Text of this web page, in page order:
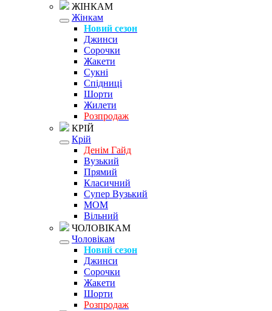
ЖІНКАМ
Жінкам
Новий сезон
Джинси
Сорочки
Жакети
Сукні
Спідниці
Шорти
Жилети
Розпродаж
КРІЙ
Крій
Денім Гайд
Вузький
Прямий
Класичний
Супер Вузький
MOM
Вільний
ЧОЛОВІКАМ
Чоловікам
Новий сезон
Джинси
Сорочки
Жакети
Шорти
Розпродаж